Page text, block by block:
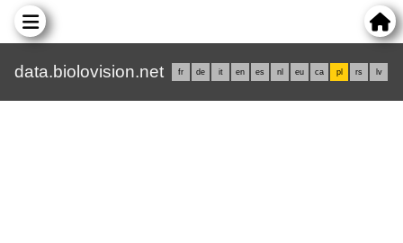
data.biolovision.net fr de it en es nl eu ca pl rs lv